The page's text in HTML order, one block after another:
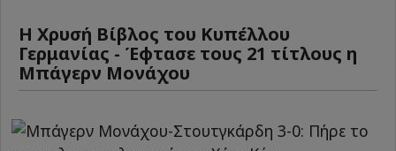
Η Χρυσή Βίβλος του Κυπέλλου
Γερμανίας - Έφτασε τους 21 τίτλους η
Μπάγερν Μονάχου